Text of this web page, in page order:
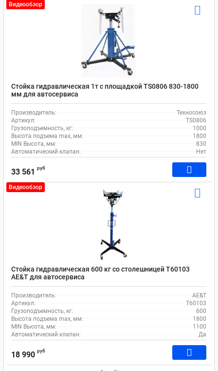
Видеообзор
Стойка гидравлическая 1т с площадкой TS0806 830-1800
мм для автосервиса
Производитель:
Техносоюз
Артикул:
TS0806
Грузоподъемность, кг:
1000
Высота подъема max, мм:
1800
MIN Высота, мм:
830
Автоматический клапан:
Нет
33 561 руб
Видеообзор
Стойка гидравлическая 600 кг со столешницей T60103
AE&T для автосервиса
Производитель:
AE&T
Артикул:
T60103
Грузоподъемность, кг:
600
Высота подъема max, мм:
1800
MIN Высота, мм:
1100
Автоматический клапан:
Да
18 990 руб